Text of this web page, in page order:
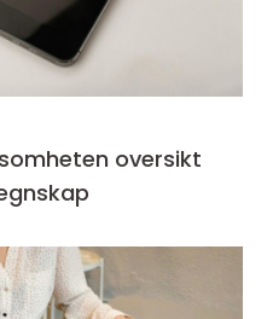
oversikt